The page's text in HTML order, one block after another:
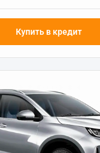
Купить в кредит